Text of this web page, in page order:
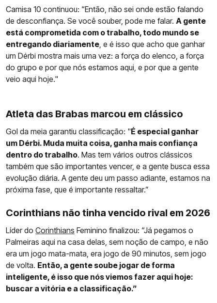
Camisa 10 continuou: “Então, não sei onde estão falando
de desconfiança. Se você souber, pode me falar. A gente
está comprometida com o trabalho, todo mundo se
entregando diariamente, e é isso que acho que ganhar
um Dérbi mostra mais uma vez: a força do elenco, a força
do grupo e por que nós estamos aqui, e por que a gente
veio aqui hoje."
Atleta das Brabas marcou em clássico
Gol da meia garantiu classificação: "É especial ganhar
um Dérbi. Muda muita coisa, ganha mais confiança
dentro do trabalho. Mas tem vários outros clássicos
também que são importantes vencer, e a gente busca essa
evolução diária. A gente deu um passo adiante, estamos na
próxima fase, que é importante ressaltar.”
Corinthians não tinha vencido rival em 2026
Líder do Corinthians Feminino finalizou: “Já pegamos o
Palmeiras aqui na casa delas, sem noção de campo, e não
era um jogo mata-mata, era jogo de 90 minutos, sem jogo
de volta. Então, a gente soube jogar de forma
inteligente, é isso que nós viemos fazer aqui hoje:
buscar a vitória e a classificação.”